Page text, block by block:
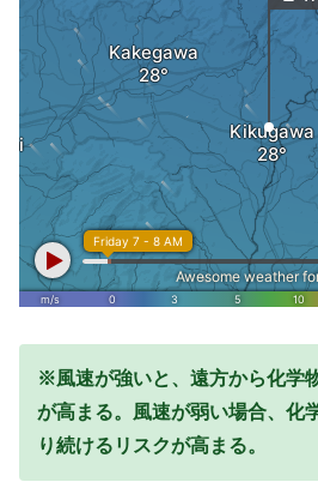
※風速が強いと、遠方から化学
が高まる。風速が弱い場合、化
り続けるリスクが高まる。